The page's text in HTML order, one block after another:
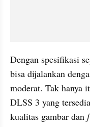
Dengan spesifikasi
bisa dijalankan
moderat. Tak hanya
DLSS 3 yang
kualitas gambar dan